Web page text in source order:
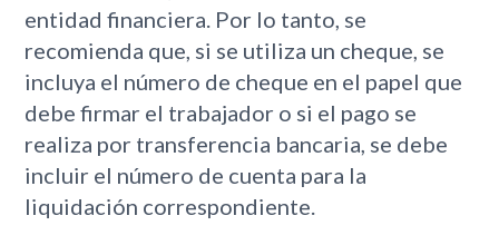
entidad financiera. Por lo tanto, se
recomienda que, si se utiliza un cheque, se
incluya el número de cheque en el papel que
debe firmar el trabajador o si el pago se
realiza por transferencia bancaria, se debe
incluir el número de cuenta para la
liquidación correspondiente.